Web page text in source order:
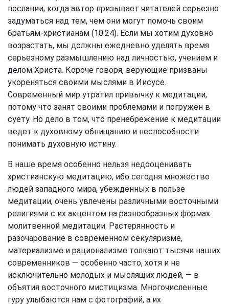
послании, когда автор призывает читателей серьезно
задуматься над тем, чем они могут помочь своим
братьям-христианам (10:24). Если мы хотим духовно
возрастать, мы должны ежедневно уделять время
серьезному размышлению над личностью, учением и
делом Христа. Короче говоря, верующие призваны
укореняться своими мыслями в Иисусе.
Современный мир утратил привычку к медитации,
потому что занят своими проблемами и погружен в
суету. Но дело в том, что пренебрежение к медитации
ведет к духовному обнищанию и неспособности
понимать духовную истину.
В наше время особенно нельзя недооценивать
христианскую медитацию, ибо сегодня множество
людей западного мира, убежденных в пользе
медитации, очень увлечены различными восточными
религиями с их акцентом на разнообразных формах
молитвенной медитации. Растерянность и
разочарование в современном секуляризме,
материализме и рационализме толкают тысячи наших
современников — особенно часто, хотя и не
исключительно молодых и мыслящих людей, — в
объятия восточного мистицизма. Многочисленные
гуру улыбаются нам с фотографий, а их